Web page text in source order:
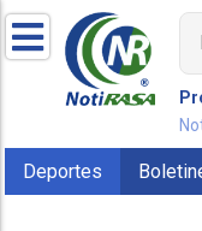
Deportes